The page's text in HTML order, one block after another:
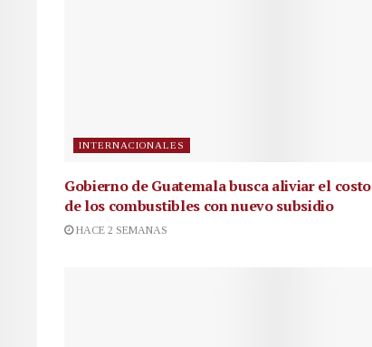
INTERNACIONALES
Gobierno de Guatemala busca aliviar el costo
de los combustibles con nuevo subsidio
HACE 2 SEMANAS